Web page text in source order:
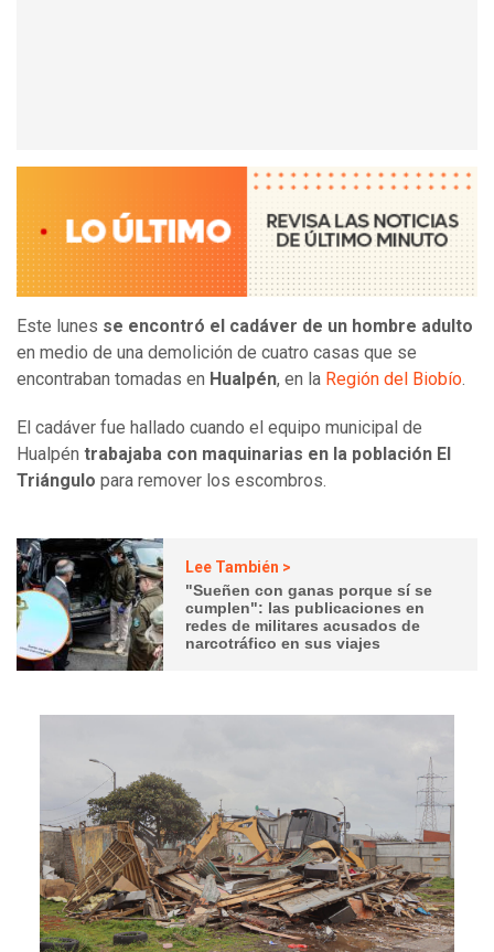
Este lunes se encontró el cadáver de un hombre adulto
en medio de una demolición de cuatro casas que se
encontraban tomadas en Hualpén, en la Región del Biobío.
El cadáver fue hallado cuando el equipo municipal de
Hualpén trabajaba con maquinarias en la población El
Triángulo para remover los escombros.
Lee También >
"Sueñen con ganas porque sí se
cumplen": las publicaciones en
redes de militares acusados de
narcotráfico en sus viajes